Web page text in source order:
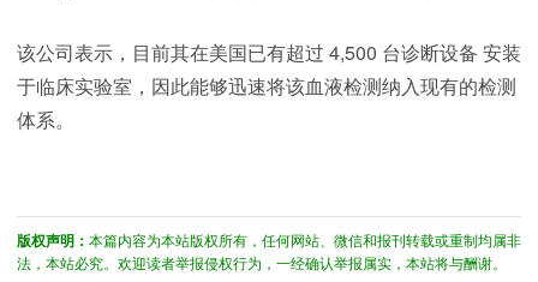
该公司表示，目前其在美国已有超过 4,500 台诊断设备 安装
于临床实验室，因此能够迅速将该血液检测纳入现有的检测
体系。
版权声明： 本篇内容为本站版权所有，任何网站、微信和报刊转载或重制均属非
法，本站必究。欢迎读者举报侵权行为，一经确认举报属实，本站将与酬谢。